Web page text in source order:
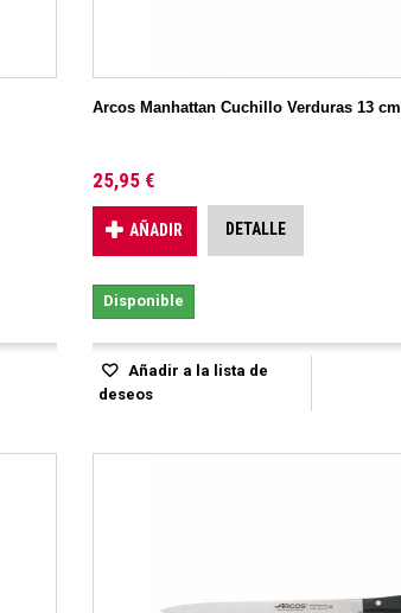
Arcos Manhattan Cuchillo Verduras 13 cm
25,95 €
AÑADIR DETALLE
Disponible
Añadir a la lista de
deseos